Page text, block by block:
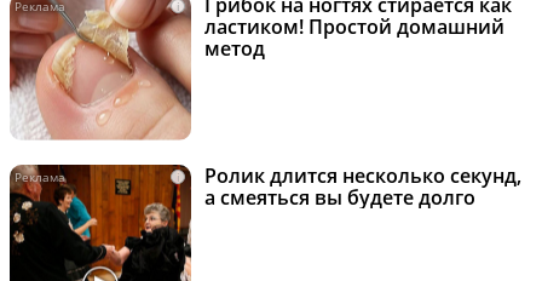
i
ластиком! Простой домашний
метод
i
Ролик длится несколько секунд,
а смеяться вы будете долго